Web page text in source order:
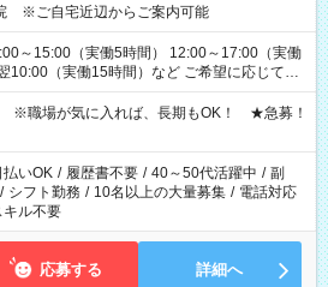
※ご自宅近辺からご案内可能
～15:00（実働5時間） 12:00～17:00（実働
実働15時間）など ご希望に応じて、
ます！ お気軽に担当へ相談ください！
※職場が気に入れば、長期もOK！ ★急募！
払いOK / 履歴書不要 / 40～50代活躍中 / 副
/ シフト勤務 / 10名以上の大量募集 / 電話対応
キル不要
応募する 詳細へ